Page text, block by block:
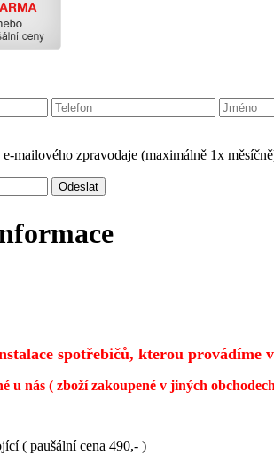
mailového zpravodaje (maximálně 1x
spotřebičů, kterou provádíme
u nás ( zboží zakoupené v jiných
( paušální cena 490,- )